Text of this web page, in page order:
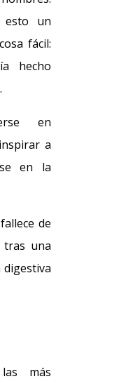
esto un
fácil:
hecho
en
a
en la
de
tras una
digestiva
más